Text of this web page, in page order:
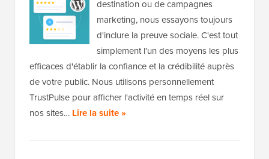
destination ou de campagnes
marketing, nous essayons toujours
d'inclure la preuve sociale. C'est tout
simplement l'un des moyens les plus
efficaces d'établir la confiance et la crédibilité auprès
de votre public. Nous utilisons personnellement
TrustPulse pour afficher l'activité en temps réel sur
nos sites… Lire la suite »